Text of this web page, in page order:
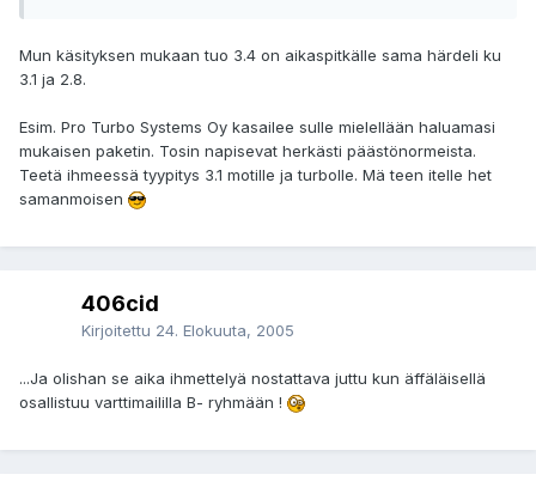
Mun käsityksen mukaan tuo 3.4 on aikaspitkälle sama härdeli ku
3.1 ja 2.8.
Esim. Pro Turbo Systems Oy kasailee sulle mielellään haluamasi
mukaisen paketin. Tosin napisevat herkästi päästönormeista.
Teetä ihmeessä tyypitys 3.1 motille ja turbolle. Mä teen itelle het
samanmoisen
406cid
Kirjoitettu 24. Elokuuta, 2005
...Ja olishan se aika ihmettelyä nostattava juttu kun äffäläisellä
osallistuu varttimaililla B- ryhmään !